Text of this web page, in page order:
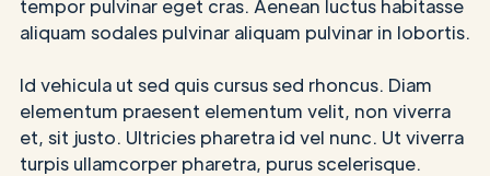
tempor pulvinar eget cras. Aenean luctus habitasse
aliquam sodales pulvinar aliquam pulvinar in lobortis.
Id vehicula ut sed quis cursus sed rhoncus. Diam
elementum praesent elementum velit, non viverra
et, sit justo. Ultricies pharetra id vel nunc. Ut viverra
turpis ullamcorper pharetra, purus scelerisque.